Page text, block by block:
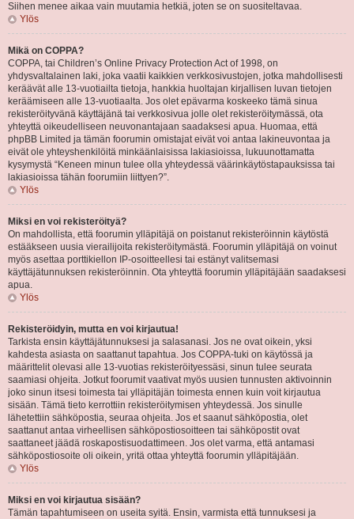
Siihen menee aikaa vain muutamia hetkiä, joten se on suositeltavaa.
Ylös
Mikä on COPPA?
COPPA, tai Children’s Online Privacy Protection Act of 1998, on
yhdysvaltalainen laki, joka vaatii kaikkien verkkosivustojen, jotka mahdollisesti
keräävät alle 13-vuotiailta tietoja, hankkia huoltajan kirjallisen luvan tietojen
keräämiseen alle 13-vuotiaalta. Jos olet epävarma koskeeko tämä sinua
rekisteröityvänä käyttäjänä tai verkkosivua jolle olet rekisteröitymässä, ota
yhteyttä oikeudelliseen neuvonantajaan saadaksesi apua. Huomaa, että
phpBB Limited ja tämän foorumin omistajat eivät voi antaa lakineuvontaa ja
eivät ole yhteyshenkilöitä minkäänlaisissa lakiasioissa, lukuunottamatta
kysymystä “Keneen minun tulee olla yhteydessä väärinkäytöstapauksissa tai
lakiasioissa tähän foorumiin liittyen?”.
Ylös
Miksi en voi rekisteröityä?
On mahdollista, että foorumin ylläpitäjä on poistanut rekisteröinnin käytöstä
estääkseen uusia vierailijoita rekisteröitymästä. Foorumin ylläpitäjä on voinut
myös asettaa porttikiellon IP-osoitteellesi tai estänyt valitsemasi
käyttäjätunnuksen rekisteröinnin. Ota yhteyttä foorumin ylläpitäjään saadaksesi
apua.
Ylös
Rekisteröidyin, mutta en voi kirjautua!
Tarkista ensin käyttäjätunnuksesi ja salasanasi. Jos ne ovat oikein, yksi
kahdesta asiasta on saattanut tapahtua. Jos COPPA-tuki on käytössä ja
määrittelit olevasi alle 13-vuotias rekisteröityessäsi, sinun tulee seurata
saamiasi ohjeita. Jotkut foorumit vaativat myös uusien tunnusten aktivoinnin
joko sinun itsesi toimesta tai ylläpitäjän toimesta ennen kuin voit kirjautua
sisään. Tämä tieto kerrottiin rekisteröitymisen yhteydessä. Jos sinulle
lähetettiin sähköpostia, seuraa ohjeita. Jos et saanut sähköpostia, olet
saattanut antaa virheellisen sähköpostiosoitteen tai sähköpostit ovat
saattaneet jäädä roskapostisuodattimeen. Jos olet varma, että antamasi
sähköpostiosoite oli oikein, yritä ottaa yhteyttä foorumin ylläpitäjään.
Ylös
Miksi en voi kirjautua sisään?
Tämän tapahtumiseen on useita syitä. Ensin, varmista että tunnuksesi ja